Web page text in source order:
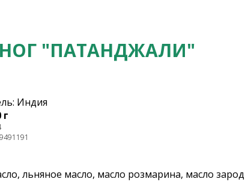
"ПАТАНДЖАЛИ"
Индия
г
льняное масло, масло розмарина, масло